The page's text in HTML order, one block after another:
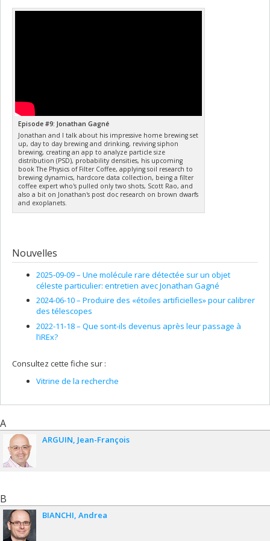
Episode #9: Jonathan Gagné
Jonathan and I talk about his impressive home brewing set
up, day to day brewing and drinking, reviving siphon
brewing, creating an app to analyze particle size
distribution (PSD), probability densities, his upcoming
book The Physics of Filter Coffee, applying soil research to
brewing dynamics, hardcore data collection, being a filter
coffee expert who's pulled only two shots, Scott Rao, and
also a bit on Jonathan's post doc research on brown dwarfs
and exoplanets.
Nouvelles
2025-09-09 – Une molécule rare détectée sur un objet
céleste particulier: entretien avec Jonathan Gagné
2024-06-10 – Produire des «étoiles artificielles» pour calibrer
des télescopes
2022-11-18 – Que sont-ils devenus après leur passage à
l’iREx?
Consultez cette fiche sur :
Vitrine de la recherche
A
ARGUIN Jean-François
B
BIANCHI Andrea